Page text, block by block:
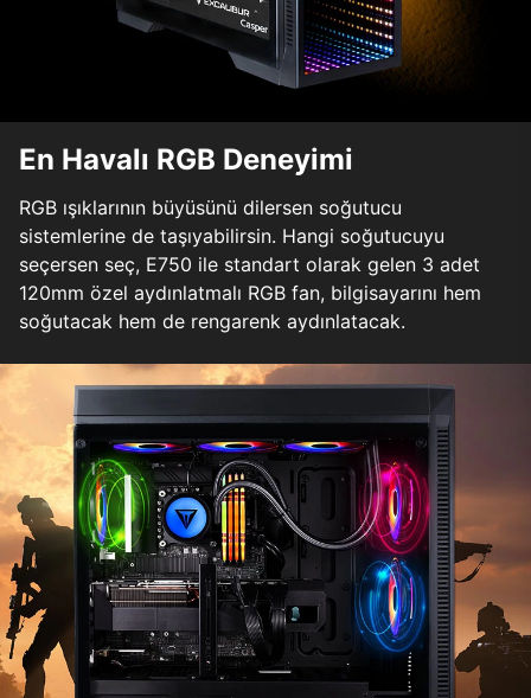
En Havalı RGB Deneyimi
RGB ışıklarının büyüsünü dilersen soğutucu
sistemlerine de taşıyabilirsin. Hangi soğutucuyu
seçersen seç, E750 ile standart olarak gelen 3 adet
120mm özel aydınlatmalı RGB fan, bilgisayarını hem
soğutacak hem de rengarenk aydınlatacak.